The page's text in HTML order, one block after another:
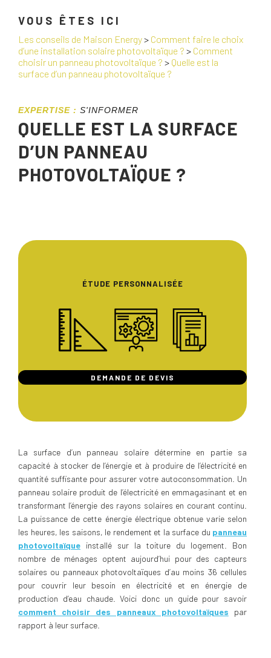
VOUS ÊTES ICI
Les conseils de Maison Energy> Comment faire le choix
d’une installation solaire photovoltaïque ? > Comment
choisir un panneau photovoltaïque ? > Quelle est la
surface d’un panneau photovoltaïque ?
EXPERTISE : S'INFORMER
QUELLE EST LA SURFACE
D’UN PANNEAU
PHOTOVOLTAÏQUE ?
ÉTUDE PERSONNALISÉE
DEMANDE DE DEVIS
La surface d’un panneau solaire détermine en partie sa
capacité à stocker de l’énergie et à produire de l’électricité en
quantité suffisante pour assurer votre autoconsommation. Un
panneau solaire produit de l’électricité en emmagasinant et en
transformant l’énergie des rayons solaires en courant continu.
La puissance de cette énergie électrique obtenue varie selon
les heures, les saisons, le rendement et la surface du panneau
photovoltaïque installé sur la toiture du logement. Bon
nombre de ménages optent aujourd’hui pour des capteurs
solaires ou panneaux photovoltaïques d’au moins 36 cellules
pour couvrir leur besoin en électricité et en énergie de
production d’eau chaude. Voici donc un guide pour savoir
comment choisir des panneaux photovoltaïques par
rapport à leur surface.